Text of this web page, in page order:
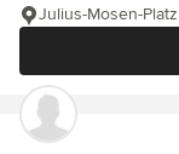
Julius-Mosen-